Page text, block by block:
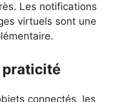
Les notifications
virtuels sont une
praticité
connectés, les